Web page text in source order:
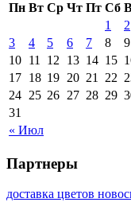
Пн Вт Ср Чт Пт Сб
« Июл
1
2
3
4 5 6 7 8
9
10 11 12 13 14 15
17 18 19 20 21 22
24 25 26 27 28 29
31
Партнеры
доставка цветов